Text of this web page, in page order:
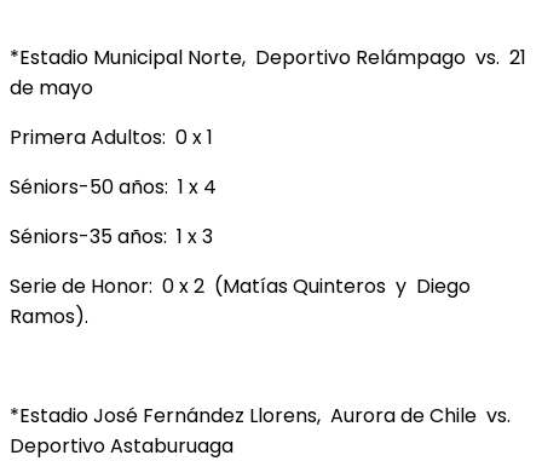
*Estadio Municipal Norte, Deportivo Relámpago vs. 21
de mayo
Primera Adultos: 0 x 1
Séniors-50 años: 1 x 4
Séniors-35 años: 1 x 3
Serie de Honor: 0 x 2 (Matías Quinteros y Diego
Ramos).
*Estadio José Fernández Llorens, Aurora de Chile vs.
Deportivo Astaburuaga